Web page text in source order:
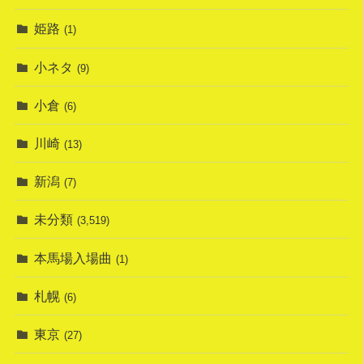
姫路 (1)
小ネタ (9)
小倉 (6)
川崎 (13)
新潟 (7)
未分類 (3,519)
本馬場入場曲 (1)
札幌 (6)
東京 (27)